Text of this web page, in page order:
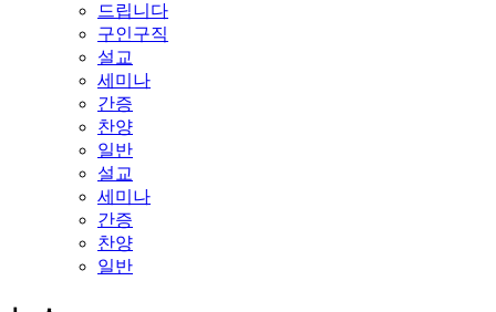
드립니다
구인구직
설교
세미나
간증
찬양
일반
설교
세미나
간증
찬양
일반